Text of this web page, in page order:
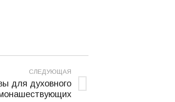
СЛЕДУЮЩАЯ
для духовного